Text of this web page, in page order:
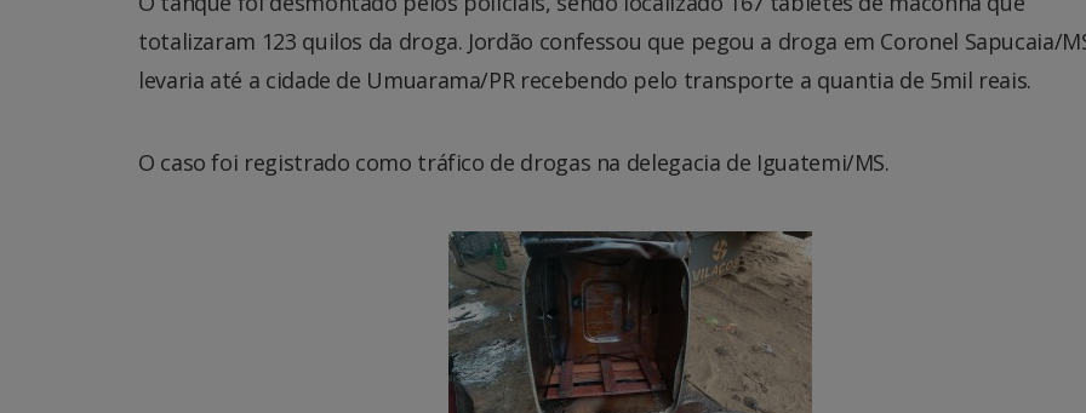
totalizaram 123 quilos da droga. Jordão confessou que pegou a droga em Coronel Sapucaia/
levaria até a cidade de Umuarama/PR recebendo pelo transporte a quantia de 5mil reais.
O caso foi registrado como tráfico de drogas na delegacia de Iguatemi/MS.